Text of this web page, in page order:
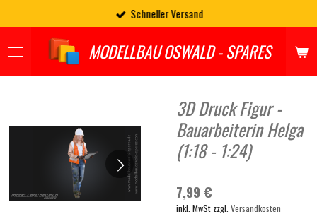
Hauptinhalt
springen
MODELLBAU OSWALD - SPARES
Schneller Versand
3D Druck Figur -
Bauarbeiterin Helga
(1:18 - 1:24)
7,99 €
inkl. MwSt zzgl. Versandkosten